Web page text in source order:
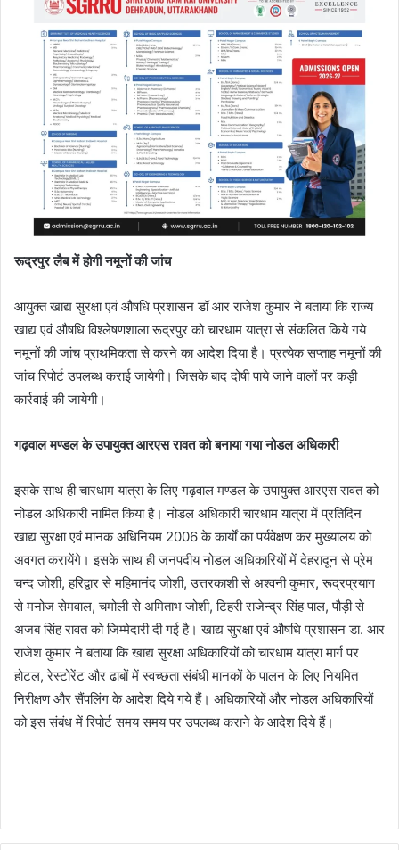
रूद्रपुर लैब में होगी नमूनों की जांच
आयुक्त खाद्य सुरक्षा एवं औषधि प्रशासन डॉ आर राजेश कुमार ने बताया कि राज्य
खाद्य एवं औषधि विश्लेषणशाला रूद्रपुर को चारधाम यात्रा से संकलित किये गये
नमूनों की जांच प्राथमिकता से करने का आदेश दिया है। प्रत्येक सप्ताह नमूनों की
जांच रिपोर्ट उपलब्ध कराई जायेगी। जिसके बाद दोषी पाये जाने वालों पर कड़ी
कार्रवाई की जायेगी।
गढ़वाल मण्डल के उपायुक्त आरएस रावत को बनाया गया नोडल अधिकारी
इसके साथ ही चारधाम यात्रा के लिए गढ़वाल मण्डल के उपायुक्त आरएस रावत को
नोडल अधिकारी नामित किया है। नोडल अधिकारी चारधाम यात्रा में प्रतिदिन
खाद्य सुरक्षा एवं मानक अधिनियम 2006 के कार्यों का पर्यवेक्षण कर मुख्यालय को
अवगत करायेंगे। इसके साथ ही जनपदीय नोडल अधिकारियों में देहरादून से प्रेम
चन्द जोशी, हरिद्वार से महिमानंद जोशी, उत्तरकाशी से अश्वनी कुमार, रूद्रप्रयाग
से मनोज सेमवाल, चमोली से अमिताभ जोशी, टिहरी राजेन्द्र सिंह पाल, पौड़ी से
अजब सिंह रावत को जिम्मेदारी दी गई है। खाद्य सुरक्षा एवं औषधि प्रशासन डा. आर
राजेश कुमार ने बताया कि खाद्य सुरक्षा अधिकारियों को चारधाम यात्रा मार्ग पर
होटल, रेस्टोरेंट और ढाबों में स्वच्छता संबंधी मानकों के पालन के लिए नियमित
निरीक्षण और सैंपलिंग के आदेश दिये गये हैं। अधिकारियों और नोडल अधिकारियों
को इस संबंध में रिपोर्ट समय समय पर उपलब्ध कराने के आदेश दिये हैं।